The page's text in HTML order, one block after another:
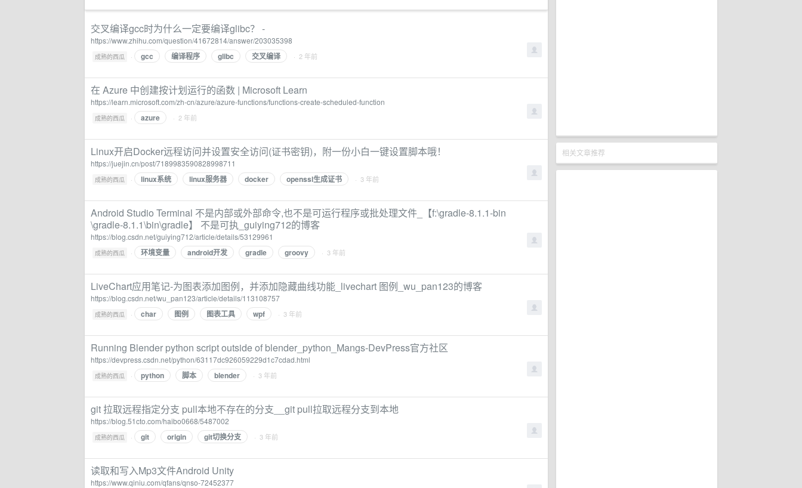
相关文章推荐
交叉编译gcc时为什么一定要编译glibc？ -
https://www.zhihu.com/question/41672814/answer/203035398
成熟的西瓜 · gcc 编译程序 glibc 交叉编译 · 2 年前
在 Azure 中创建按计划运行的函数 | Microsoft Learn
https://learn.microsoft.com/zh-cn/azure/azure-functions/functions-create-scheduled-function
成熟的西瓜 · azure · 2 年前
Linux开启Docker远程访问并设置安全访问(证书密钥)，附一份小白一键设置脚本哦！
https://juejin.cn/post/7189983590828998711
成熟的西瓜 · linux系统 linux服务器 docker openssl生成证书 · 3 年前
Android Studio Terminal 不是内部或外部命令,也不是可运行程序或批处理文件_【f:\gradle-8.1.1-bin
\gradle-8.1.1\bin\gradle】 不是可执_guiying712的博客
https://blog.csdn.net/guiying712/article/details/53129961
成熟的西瓜 · 环境变量 android开发 gradle groovy · 3 年前
LiveChart应用笔记-为图表添加图例，并添加隐藏曲线功能_livechart 图例_wu_pan123的博客
https://blog.csdn.net/wu_pan123/article/details/113108757
成熟的西瓜 · char 图例 图表工具 wpf · 3 年前
Running Blender python script outside of blender_python_Mangs-DevPress官方社区
https://devpress.csdn.net/python/63117dc926059229d1c7cdad.html
成熟的西瓜 · python 脚本 blender · 3 年前
git 拉取远程指定分支 pull本地不存在的分支__git pull拉取远程分支到本地
https://blog.51cto.com/haibo0668/5487002
成熟的西瓜 · git origin git切换分支 · 3 年前
读取和写入Mp3文件Android Unity
https://www.qiniu.com/qfans/qnso-72452377